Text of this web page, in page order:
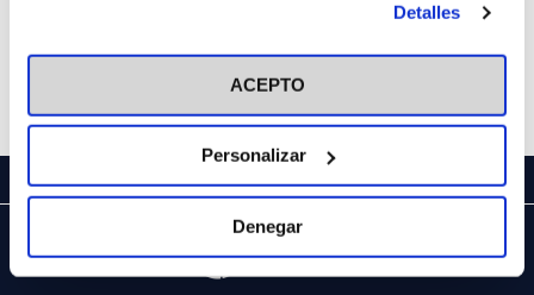
en el botón "Personalizar". Para más información puedes
visitar nuestra Política de Cookies
Detalles
ACEPTO
Personalizar
Denegar